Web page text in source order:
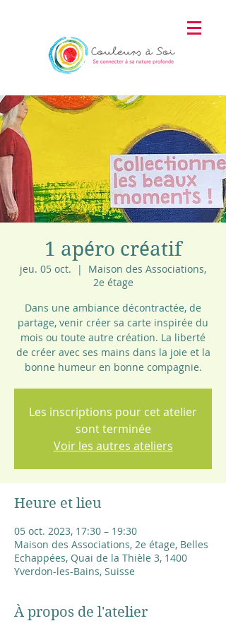
1 apéro créatif
jeu. 05 oct.
  |
Maison des Associations,
2e étage
Dans une ambiance décontractée, de
partage, venir créer sa carte inspirée du
mois ou toute autre création. La liberté
de créer avec ses mains dans la joie et la
bonne humeur en bonne compagnie.
Les inscriptions pour cet atelier
sont terminée
Voir les autres ateliers
Heure et lieu
05 oct. 2023, 17:30 – 19:30
Maison des Associations, 2e étage, Belles
Echappées, Quai de la Thièle 3, 1400
Yverdon-les-Bains, Suisse
À propos de l'atelier